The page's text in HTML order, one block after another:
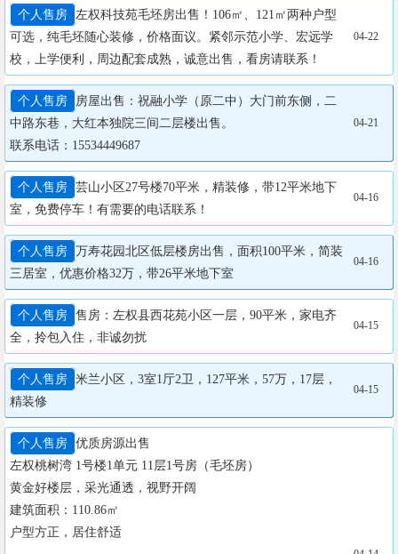
个人售房
左权科技苑毛坯房出售！106㎡、121㎡两种户型
可选，纯毛坯随心装修，价格面议。紧邻示范小学、宏远学
校，上学便利，周边配套成熟，诚意出售，看房请联系！
04-22
个人售房
房屋出售：祝融小学（原二中）大门前东侧，二
中路东巷，大红本独院三间二层楼出售。
联系电话：15534449687
04-21
个人售房 芸山小区27号楼70平米，精装修，带12平米地下
室，免费停车！有需要的电话联系！
04-16
个人售房 万寿花园北区低层楼房出售，面积100平米，简装
三居室，优惠价格32万，带26平米地下室
04-16
个人售房 售房：左权县西花苑小区一层，90平米，家电齐
全，拎包入住，非诚勿扰
04-15
个人售房 米兰小区，3室1厅2卫，127平米，57万，17层，
精装修
04-15
个人售房 优质房源出售
左权桃树湾 1号楼1单元 11层1号房（毛坯房）
黄金好楼层，采光通透，视野开阔
建筑面积：110.86㎡
户型方正，居住舒适